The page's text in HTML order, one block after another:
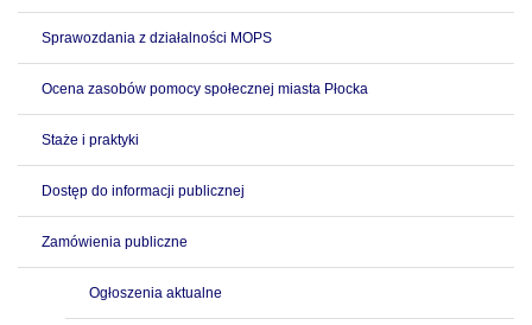
Sprawozdania z działalności MOPS
Ocena zasobów pomocy społecznej miasta Płocka
Staże i praktyki
Dostęp do informacji publicznej
Zamówienia publiczne
Ogłoszenia aktualne